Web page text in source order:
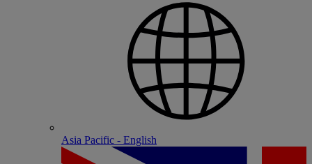
Asia Pacific - English